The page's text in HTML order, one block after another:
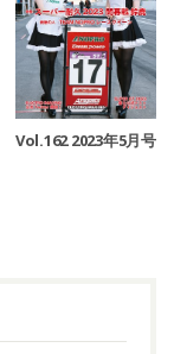
Vol.162 2023年5月号